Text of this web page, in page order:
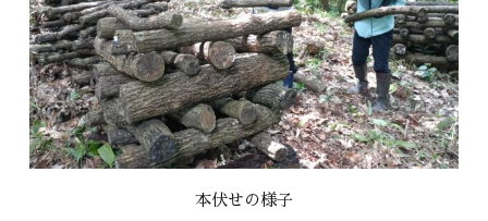
本伏せの様子